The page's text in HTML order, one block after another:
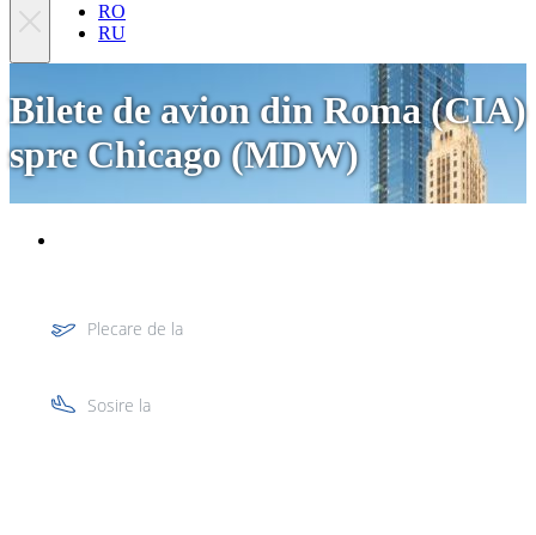
RO
RU
Bilete de avion din Roma (CIA)
spre Chicago (MDW)
Plecare de la
Sosire la